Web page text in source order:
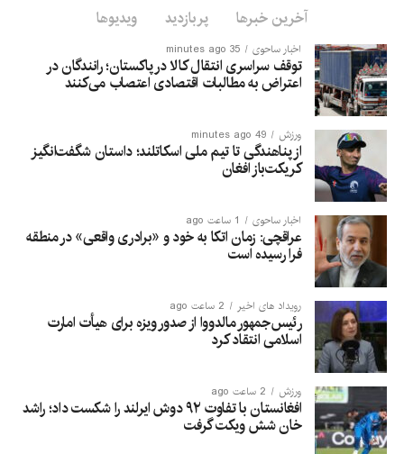
آخرین خبرها پربازدید ویدیوها
اخبار ساحوی 35 minutes ago
توقف سراسری انتقال کالا در پاکستان؛ رانندگان در
اعتراض به مطالبات اقتصادی اعتصاب می‌کنند
ورزش 49 minutes ago
از پناهندگی تا تیم ملی اسکاتلند؛ داستان شگفت‌انگیز
کریکت‌باز افغان
اخبار ساحوی 1 ساعت ago
عراقچی: زمان اتکا به خود و «برادری واقعی» در منطقه
فرا رسیده است
رویداد های اخیر 2 ساعت ago
رئیس‌جمهور مالدووا از صدور ویزه برای هیأت امارت
اسلامی انتقاد کرد
ورزش 2 ساعت ago
افغانستان با تفاوت ۹۲ دوش ایرلند را شکست داد؛ راشد
خان شش ویکت گرفت